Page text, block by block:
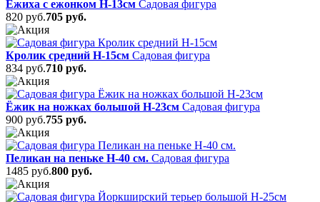
Ежиха с ежонком Н-13см Садовая фигура
820 руб.705 руб.
Кролик средний Н-15см Садовая фигура
834 руб.710 руб.
Ёжик на ножках большой Н-23см Садовая фигура
900 руб.755 руб.
Пеликан на пеньке Н-40 см. Садовая фигура
1485 руб.800 руб.